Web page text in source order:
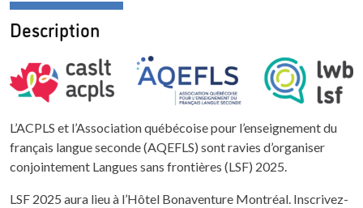
Description
L’ACPLS et l’Association québécoise pour l’enseignement du
français langue seconde (AQEFLS) sont ravies d’organiser
conjointement Langues sans frontières (LSF) 2025.
LSF 2025 aura lieu à l’Hôtel Bonaventure Montréal. Inscrivez-